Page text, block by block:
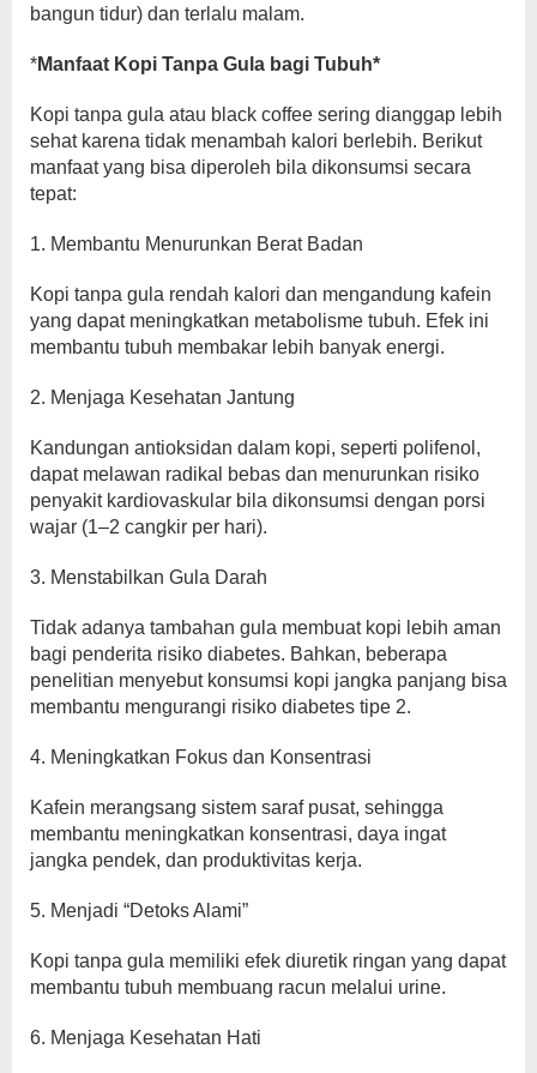
bangun tidur) dan terlalu malam.
*Manfaat Kopi Tanpa Gula bagi Tubuh*
Kopi tanpa gula atau black coffee sering dianggap lebih
sehat karena tidak menambah kalori berlebih. Berikut
manfaat yang bisa diperoleh bila dikonsumsi secara
tepat:
1. Membantu Menurunkan Berat Badan
Kopi tanpa gula rendah kalori dan mengandung kafein
yang dapat meningkatkan metabolisme tubuh. Efek ini
membantu tubuh membakar lebih banyak energi.
2. Menjaga Kesehatan Jantung
Kandungan antioksidan dalam kopi, seperti polifenol,
dapat melawan radikal bebas dan menurunkan risiko
penyakit kardiovaskular bila dikonsumsi dengan porsi
wajar (1–2 cangkir per hari).
3. Menstabilkan Gula Darah
Tidak adanya tambahan gula membuat kopi lebih aman
bagi penderita risiko diabetes. Bahkan, beberapa
penelitian menyebut konsumsi kopi jangka panjang bisa
membantu mengurangi risiko diabetes tipe 2.
4. Meningkatkan Fokus dan Konsentrasi
Kafein merangsang sistem saraf pusat, sehingga
membantu meningkatkan konsentrasi, daya ingat
jangka pendek, dan produktivitas kerja.
5. Menjadi “Detoks Alami”
Kopi tanpa gula memiliki efek diuretik ringan yang dapat
membantu tubuh membuang racun melalui urine.
6. Menjaga Kesehatan Hati